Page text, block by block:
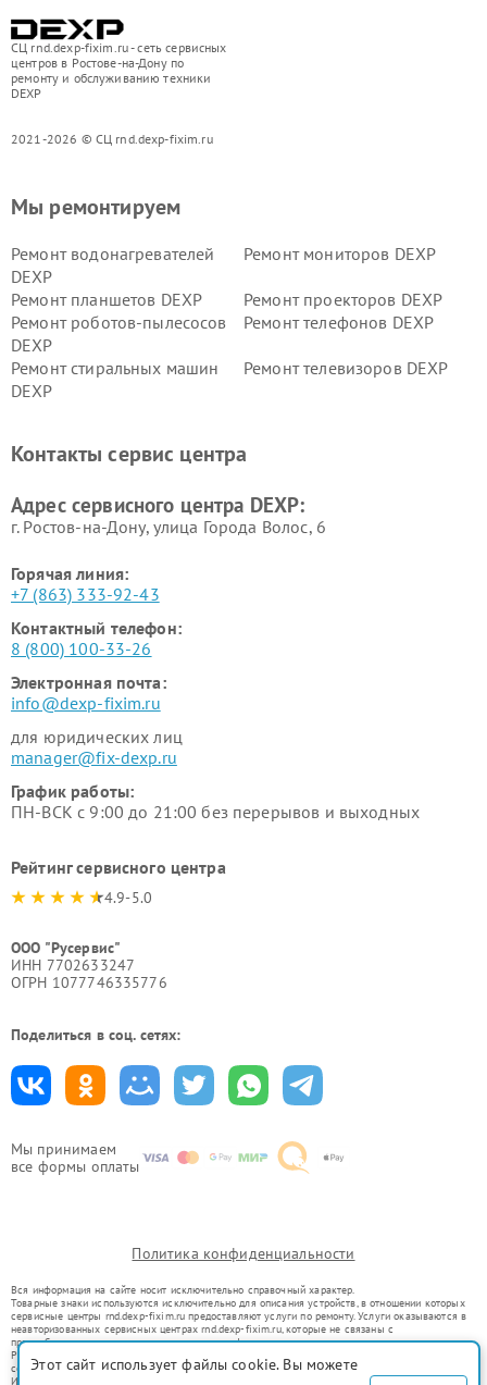
СЦ rnd.dexp-fixim.ru - сеть сервисных
центров в Ростове-на-Дону по
ремонту и обслуживанию техники
DEXP
2021-2026 © СЦ rnd.dexp-fixim.ru
Мы принимаем
все формы оплаты
Мы ремонтируем
Ремонт водонагревателей
DEXP
Ремонт мониторов DEXP
Ремонт планшетов DEXP
Ремонт проекторов DEXP
Ремонт роботов-пылесосов
DEXP
Ремонт телефонов DEXP
Ремонт стиральных машин
DEXP
Ремонт телевизоров DEXP
Ремонт серверов DEXP
Ремонт мини пк DEXP
Контакты сервис центра
Адрес сервисного центра DEXP:
г. Ростов-на-Дону, улица Города Волос, 6
Горячая линия:
+7 (863) 333-92-43
Контактный телефон:
8 (800) 100-33-26
Электронная почта:
info@dexp-fixim.ru
для юридических лиц
manager@fix-dexp.ru
График работы:
ПН-ВСК с 9:00 до 21:00 без перерывов и выходных
Рейтинг сервисного центра
4.9-5.0
ООО "Русервис"
ИНН 7702633247
ОГРН 1077746335776
Поделиться в соц. сетях:
Политика конфиденциальности
Вся информация на сайте носит исключительно справочный характер.
Товарные знаки используются исключительно для описания устройств, в отношении которых
сервисные центры rnd.dexp-fixim.ru предоставляют услуги по ремонту. Услуги оказываются в
неавторизованных сервисных центрах rnd.dexp-fixim.ru, которые не связаны с
правообладателями товарных знаков или их официальными представителями.
Ремонт осуществляется для устройств, уже введенных в гражданский оборот в соответствии
со статьей 1487 ГК РФ.
Использование товарных знаков не преследует цели индивидуализации услуг или введения
Этот сайт использует файлы cookie. Вы можете